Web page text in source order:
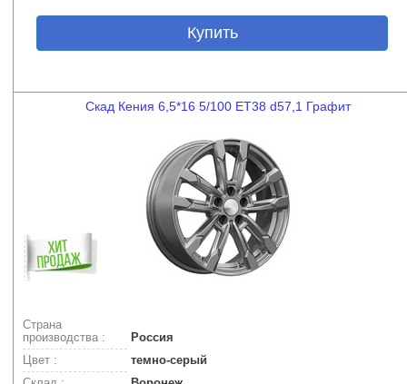
Купить
Скад Кения 6,5*16 5/100 ET38 d57,1 Графит
Страна
производства :
Россия
Цвет :
темно-серый